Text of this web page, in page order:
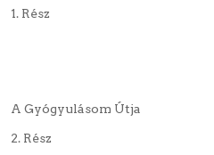
1. Rész
A Gyógyulásom Útja
2. Rész